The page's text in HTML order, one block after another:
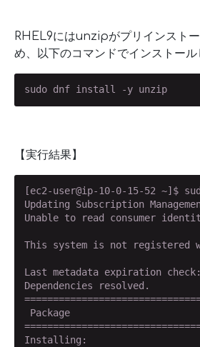
RHEL9にはunzipがプリインスト
め、以下のコマンドでインストール
sudo dnf install -y unzip
【実行結果】
[ec2-user@ip-10-0-15-52 ~]$
Updating Subscription
Unable to read consumer
This system is not registered
Last metadata expiration check:
Dependencies resolved.
Package
Installing: